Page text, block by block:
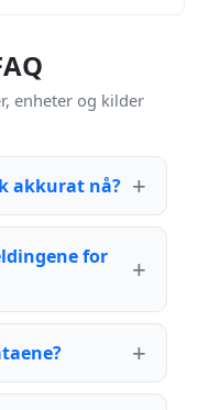
enheter og kilder
akkurat nå?
for